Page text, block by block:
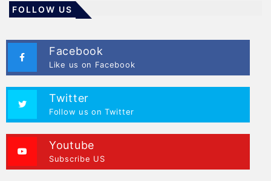
FOLLOW US
Facebook
Like us on Facebook
Twitter
Follow us on Twitter
Youtube
Subscribe US